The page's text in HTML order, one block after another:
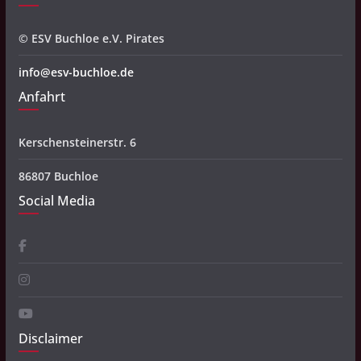
© ESV Buchloe e.V. Pirates
info@esv-buchloe.de
Anfahrt
Kerschensteinerstr. 6
86807 Buchloe
Social Media
Disclaimer